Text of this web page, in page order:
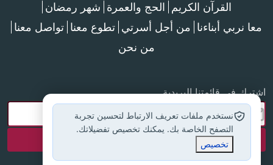
القرآن الكريم الحج والعمرة شهر رمضان
معا نربي أبناءنا من أجل أسرتي تطوع معنا تواصل معنا
من نحن
اشترك في قائمتنا البريدية
نستخدم ملفات تعريف الارتباط لتحسين تجربة
التصفح الخاصة بك. يمكنك تخصيص تفضيلاتك.
تخصيص